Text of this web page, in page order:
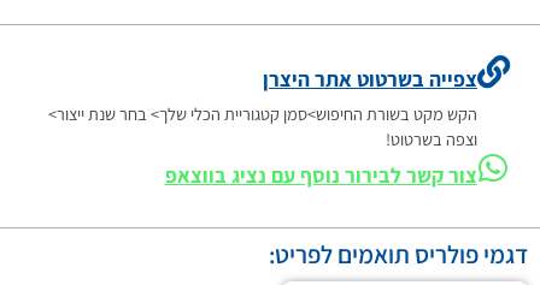
צפייה בשרטוט אתר היצרן
הקש מקט בשורת החיפוש>סמן קטגוריית הכלי שלך> בחר שנת ייצור>
וצפה בשרטוט!
צור קשר לבירור נוסף עם נציג בווצאפ
דגמי פולריס תואמים לפריט: